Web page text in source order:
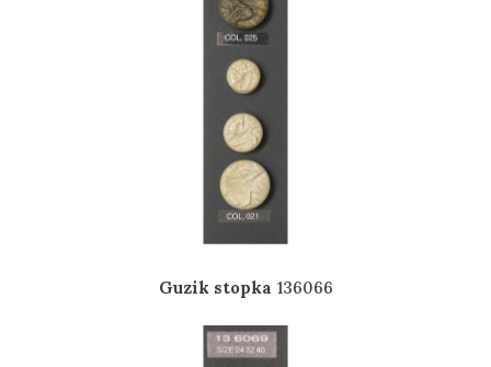
Guzik stopka 136066